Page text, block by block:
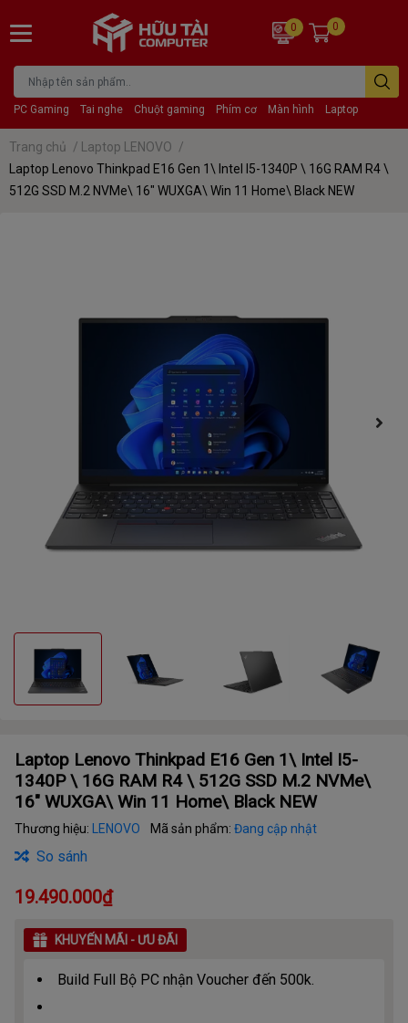
PC Gaming Tai nghe Chuột gaming Phím cơ Màn hình Laptop
0 0
Trang chủ / Laptop LENOVO /
Laptop Lenovo Thinkpad E16 Gen 1\ Intel I5-1340P \ 16G RAM R4 \
512G SSD M.2 NVMe\ 16" WUXGA\ Win 11 Home\ Black NEW
Laptop Lenovo Thinkpad E16 Gen 1\ Intel I5-
1340P \ 16G RAM R4 \ 512G SSD M.2 NVMe\
16" WUXGA\ Win 11 Home\ Black NEW
Thương hiệu: LENOVO Mã sản phẩm: Đang cập nhật
So sánh
19.490.000₫
KHUYẾN MÃI - ƯU ĐÃI
Build Full Bộ PC nhận Voucher đến 500k.